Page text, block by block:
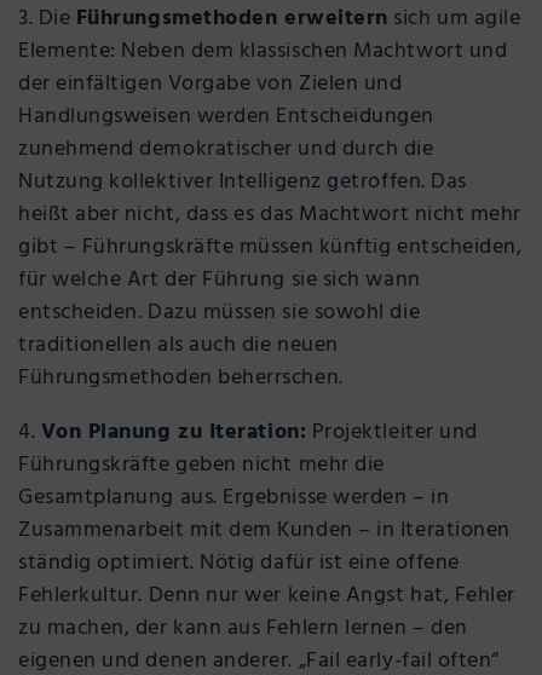
3. Die Führungsmethoden erweitern sich um agile
Elemente: Neben dem klassischen Machtwort und
der einfältigen Vorgabe von Zielen und
Handlungsweisen werden Entscheidungen
zunehmend demokratischer und durch die
Nutzung kollektiver Intelligenz getroffen. Das
heißt aber nicht, dass es das Machtwort nicht mehr
gibt – Führungskräfte müssen künftig entscheiden,
für welche Art der Führung sie sich wann
entscheiden. Dazu müssen sie sowohl die
traditionellen als auch die neuen
Führungsmethoden beherrschen.
4.Von Planung zu Iteration: Projektleiter und
Führungskräfte geben nicht mehr die
Gesamtplanung aus. Ergebnisse werden – in
Zusammenarbeit mit dem Kunden – in Iterationen
ständig optimiert. Nötig dafür ist eine offene
Fehlerkultur. Denn nur wer keine Angst hat, Fehler
zu machen, der kann aus Fehlern lernen – den
eigenen und denen anderer. „Fail early-fail often“